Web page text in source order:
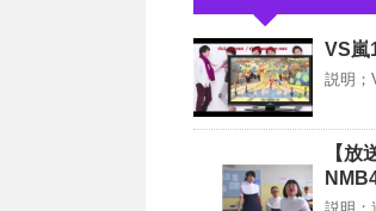
VS嵐
説明；
【